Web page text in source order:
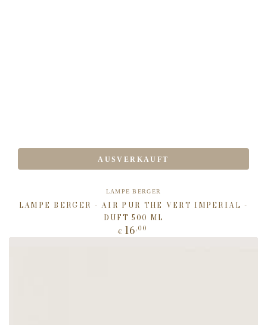
Verkäufer/in:
LAMPE BERGER
LAMPE BERGER - AIR PUR THE VERT IMPERIAL -
DUFT 500 ML
Regulärer
€ 16,00
AUSVERKAUFT